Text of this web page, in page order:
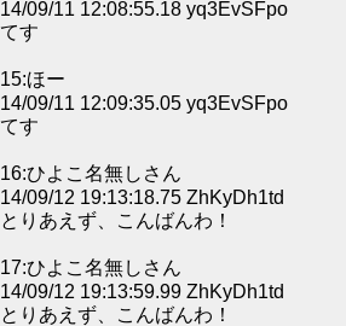
14/09/11 12:08:55.18 yq3EvSFpo
てす
15:ほー
14/09/11 12:09:35.05 yq3EvSFpo
てす
16:ひよこ名無しさん
14/09/12 19:13:18.75 ZhKyDh1td
とりあえず、こんばんわ！
17:ひよこ名無しさん
14/09/12 19:13:59.99 ZhKyDh1td
とりあえず、こんばんわ！